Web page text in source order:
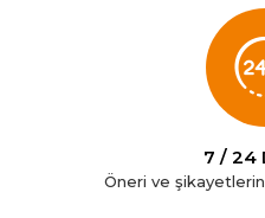
7 / 24
Öneri ve